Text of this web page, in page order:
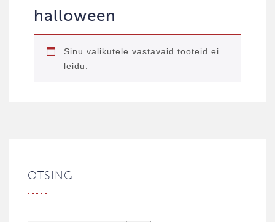
halloween
Sinu valikutele vastavaid tooteid ei
leidu.
OTSING